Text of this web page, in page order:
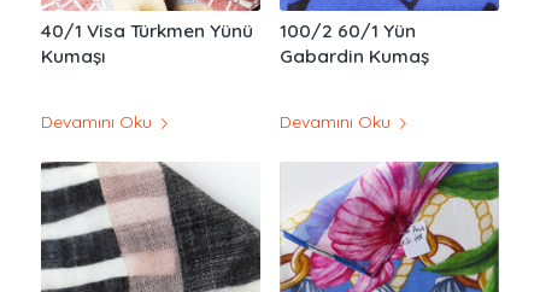
40/1 Visa Türkmen Yünü
Kumaşı
Devamını Oku
100/2 60/1 Yün
Gabardin Kumaş
Devamını Oku